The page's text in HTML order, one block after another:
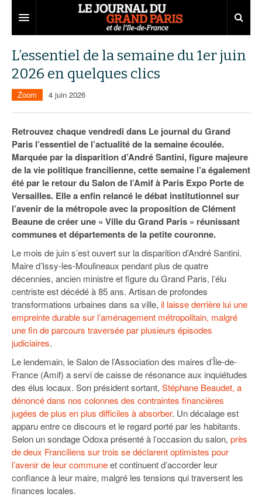
Territoires
Aménagement
Institutions
Services urbains
Entreprises
Emploi
Attractivité
Innovation
Marchés publics
75
77
92
93
Carnet
Nominations
Portraits
Les Assises du Grand Paris
Éditions précédentes
Le podcast
Ecouter les épisodes
Lire les résumés
L’essentiel de la semaine du 1er juin
2026 en quelques clics
Zoom 4 juin 2026
Retrouvez chaque vendredi dans Le journal du Grand
Paris l’essentiel de l’actualité de la semaine écoulée.
Marquée par la disparition d’André Santini, figure majeure
de la vie politique francilienne, cette semaine l’a également
été par le retour du Salon de l’Amif à Paris Expo Porte de
Versailles. Elle a enfin relancé le débat institutionnel sur
l’avenir de la métropole avec la proposition de Clément
Beaune de créer une « Ville du Grand Paris » réunissant
communes et départements de la petite couronne.
Le mois de juin s’est ouvert sur la disparition d’André Santini.
Maire d’Issy-les-Moulineaux pendant plus de quatre
décennies, ancien ministre et figure du Grand Paris, l’élu
centriste est décédé à 85 ans. Artisan de profondes
transformations urbaines dans sa ville, il laisse derrière lui une
empreinte durable sur l’aménagement métropolitain, malgré
une fin de parcours traversée par plusieurs épisodes
judiciaires.
Le lendemain, le Salon de l’Association des maires d’Île-de-
France (Amif) a servi de caisse de résonance aux inquiétudes
des élus locaux. Son président sortant, Stéphane Beaudet, a
dénoncé dans nos colonnes des contraintes financières
jugées de plus en plus difficiles à absorber. Un décalage est
apparu entre ce discours et le regard porté par les habitants.
Selon un sondage Odoxa présenté à l’occasion du salon, près
de deux Franciliens sur trois se déclarent optimistes pour
l’avenir de leur communeet continuent d’accorder leur
confiance à leur maire, malgré les tensions qui traversent les
finances locales.